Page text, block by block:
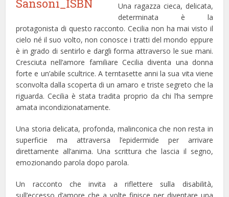
Una ragazza cieca, delicata,
determinata è la
protagonista di questo racconto. Cecilia non ha mai visto il
cielo né il suo volto, non conosce i tratti del mondo eppure
è in grado di sentirlo e dargli forma attraverso le sue mani.
Cresciuta nell’amore familiare Cecilia diventa una donna
forte e un’abile scultrice. A terntasette anni la sua vita viene
sconvolta dalla scoperta di un amaro e triste segreto che la
riguarda. Cecilia è stata tradita proprio da chi l’ha sempre
amata incondizionatamente.
Una storia delicata, profonda, malinconica che non resta in
superficie ma attraversa l’epidermide per arrivare
direttamente all’anima. Una scrittura che lascia il segno,
emozionando parola dopo parola.
Un racconto che invita a riflettere sulla disabilità,